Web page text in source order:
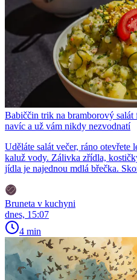
Babiččin trik na bramborový salát
navíc a už vám nikdy nezvodnatí
Uděláte salát večer, ráno otevřete
kaluž vody. Zálivka zřídla,
jídla je najednou mdlá břečka.
Bruneta v kuchyni
dnes, 15:07
4 min